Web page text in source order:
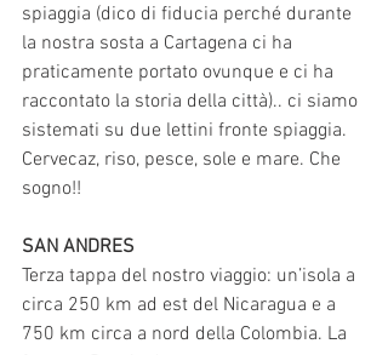
spiaggia (dico di fiducia perché durante
la nostra sosta a Cartagena ci ha
praticamente portato ovunque e ci ha
raccontato la storia della città).. ci siamo
sistemati su due lettini fronte spiaggia.
Cervecaz, riso, pesce, sole e mare. Che
sogno!!
SAN ANDRES
Terza tappa del nostro viaggio: un’isola a
circa 250 km ad est del Nicaragua e a
750 km circa a nord della Colombia. La